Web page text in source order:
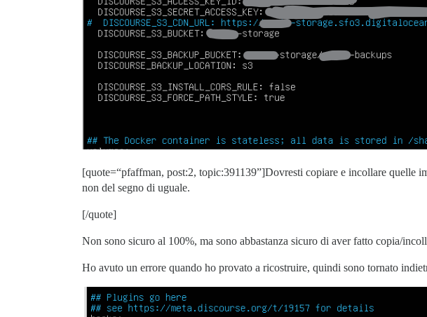
[quote=“pfaffman, post:2, topic:391139”]Dovresti copiare e incollare quelle
non del segno di uguale.
[/quote]
Non sono sicuro al 100%, ma sono abbastanza sicuro di aver fatto copia/
Ho avuto un errore quando ho provato a ricostruire, quindi sono tornato